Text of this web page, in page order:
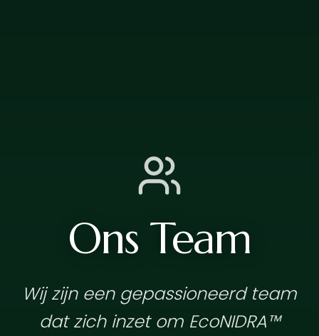
Ons Team
Wij zijn een gepassioneerd team
dat zich inzet om EcoNIDRA™